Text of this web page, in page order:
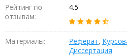
Рейтинг по
отзывам:
4.5
Материалы: Реферат,
Диссертация